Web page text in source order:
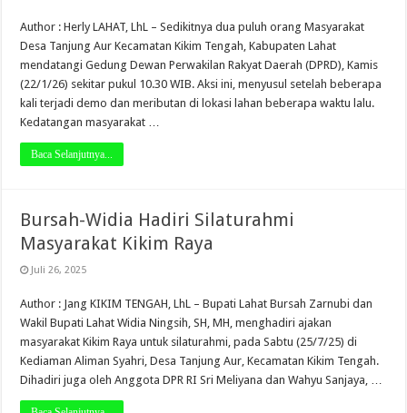
Author : Herly LAHAT, LhL – Sedikitnya dua puluh orang Masyarakat
Desa Tanjung Aur Kecamatan Kikim Tengah, Kabupaten Lahat
mendatangi Gedung Dewan Perwakilan Rakyat Daerah (DPRD), Kamis
(22/1/26) sekitar pukul 10.30 WIB. Aksi ini, menyusul setelah beberapa
kali terjadi demo dan meributan di lokasi lahan beberapa waktu lalu.
Kedatangan masyarakat …
Baca Selanjutnya...
Bursah-Widia Hadiri Silaturahmi
Masyarakat Kikim Raya
Juli 26, 2025
Author : Jang KIKIM TENGAH, LhL – Bupati Lahat Bursah Zarnubi dan
Wakil Bupati Lahat Widia Ningsih, SH, MH, menghadiri ajakan
masyarakat Kikim Raya untuk silaturahmi, pada Sabtu (25/7/25) di
Kediaman Aliman Syahri, Desa Tanjung Aur, Kecamatan Kikim Tengah.
Dihadiri juga oleh Anggota DPR RI Sri Meliyana dan Wahyu Sanjaya, …